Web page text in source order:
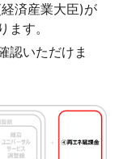
済産業大臣)が
す。
認いただけま